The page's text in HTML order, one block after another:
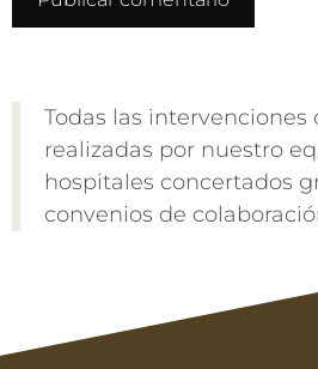
Todas las intervenciones
realizadas por nuestro
hospitales concertados
convenios de